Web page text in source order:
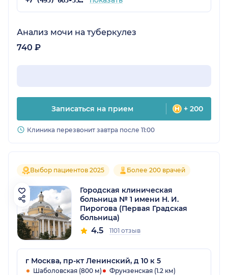
Анализ мочи на туберкулез
740 ₽
Записаться на прием + 200
Клиника перезвонит завтра после 11:00
Выбор пациентов 2025 Более 200 врачей
Городская клиническая
больница № 1 имени Н. И.
Пирогова (Первая Градская
больница)
4.5 1101 отзыв
г Москва, пр-кт Ленинский, д 10 к 5
Шаболовская (800 м)
Фрунзенская (1.2 км)